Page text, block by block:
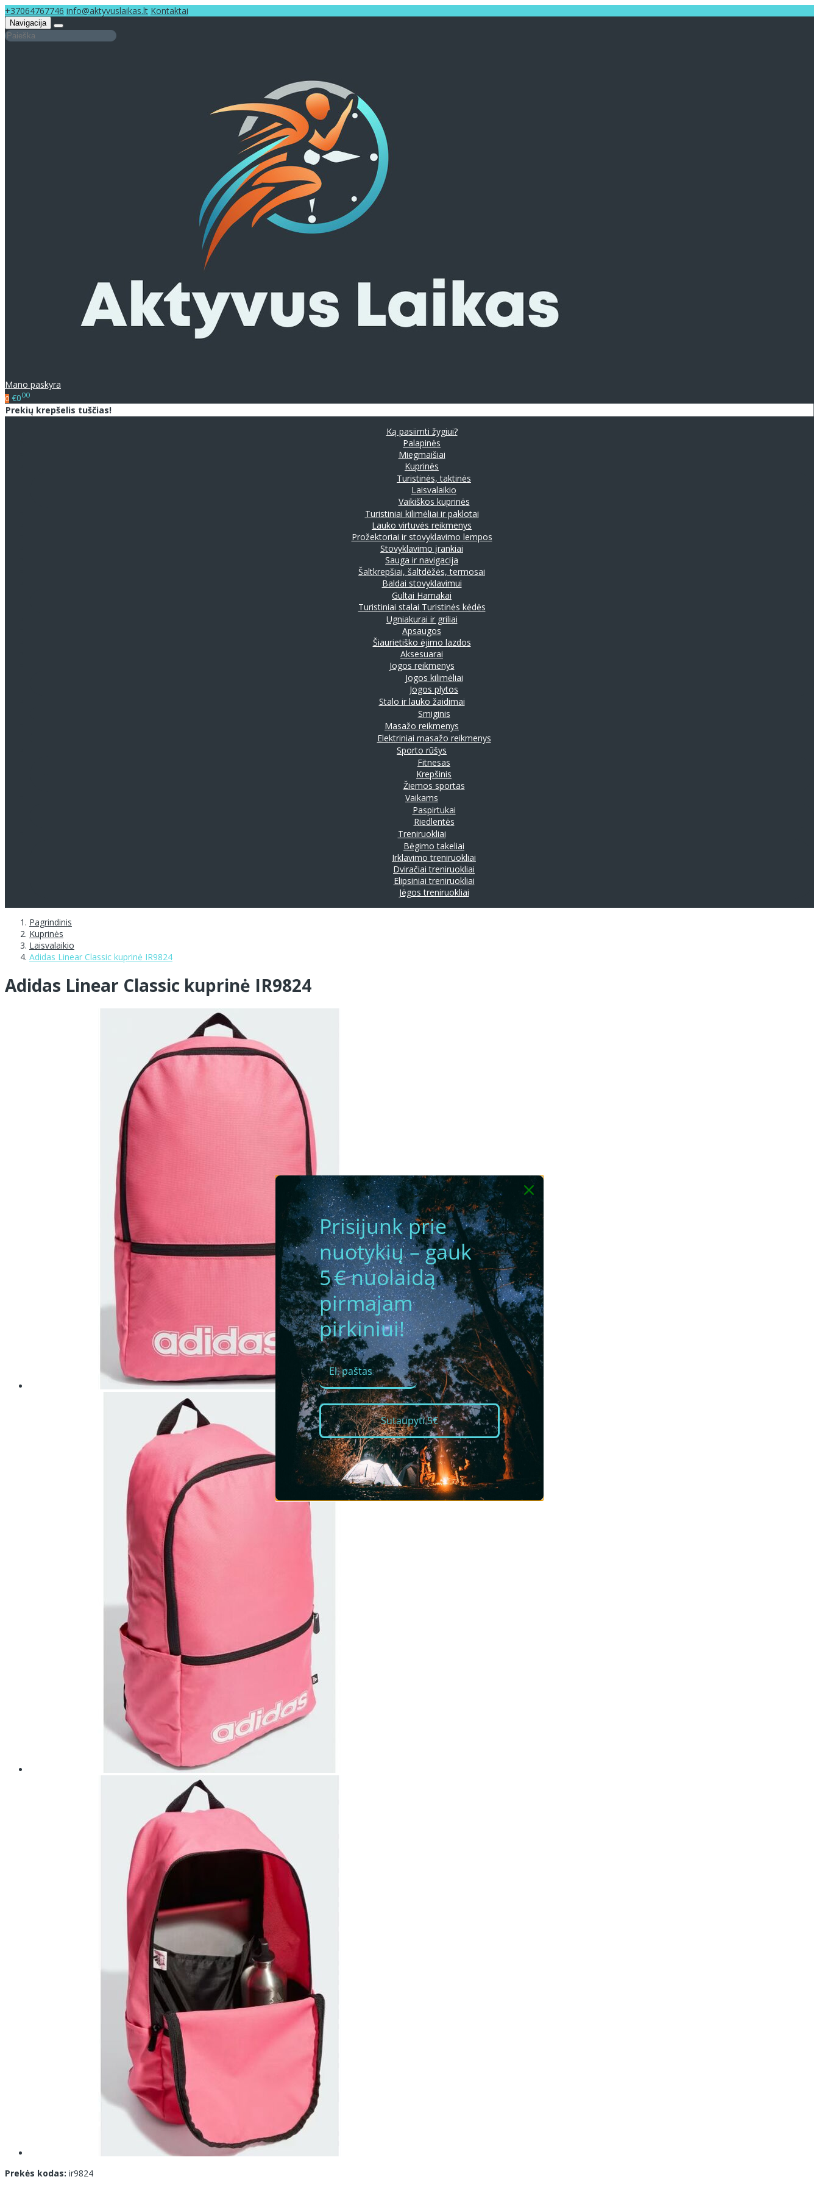
+37064767746 info@aktyvuslaikas.lt Kontaktai
Navigacija
Mano paskyra
0 €000
Prekių krepšelis tuščias!
Ką pasiimti žygiui?
Palapinės
Miegmaišiai
Kuprinės
Turistinės, taktinės
Laisvalaikio
Vaikiškos kuprinės
Turistiniai kilimėliai ir paklotai
Lauko virtuvės reikmenys
Prožektoriai ir stovyklavimo lempos
Stovyklavimo įrankiai
Sauga ir navigacija
Šaltkrepšiai, šaltdėžės, termosai
Baldai stovyklavimui
Gultai Hamakai
Turistiniai stalai Turistinės kėdės
Ugniakurai ir griliai
Apsaugos
Šiaurietiško ėjimo lazdos
Aksesuarai
Jogos reikmenys
Jogos kilimėliai
Jogos plytos
Stalo ir lauko žaidimai
Smiginis
Masažo reikmenys
Elektriniai masažo reikmenys
Sporto rūšys
Fitnesas
Krepšinis
Žiemos sportas
Vaikams
Paspirtukai
Riedlentės
Treniruokliai
Bėgimo takeliai
Irklavimo treniruokliai
Dviračiai treniruokliai
Elipsiniai treniruokliai
Jėgos treniruokliai
Pagrindinis
Kuprinės
Laisvalaikio
Adidas Linear Classic kuprinė IR9824
Adidas Linear Classic kuprinė IR9824
Prekės kodas: ir9824
Prisijunk prie
nuotykių – gauk
5 € nuolaidą
pirmajam
pirkiniui!
Sutaupyti 5€